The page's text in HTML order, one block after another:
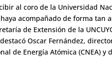
al coro de la Universidad
acompañado de forma tan
de Extensión de la
Oscar Fernández,
de Energía Atómica (CNEA) y